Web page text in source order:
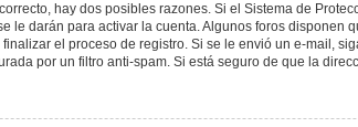
hay dos posibles razones. Si el Sistema de
le darán para activar la cuenta. Algunos foros disponen
el proceso de registro. Si se le envió un e-mail,
por un filtro anti-spam. Si está seguro de que la